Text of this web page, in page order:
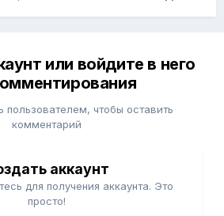
или войдите в него
чтобы оставить
комментарий
аккаунт
для получения аккаунта. Это
просто!